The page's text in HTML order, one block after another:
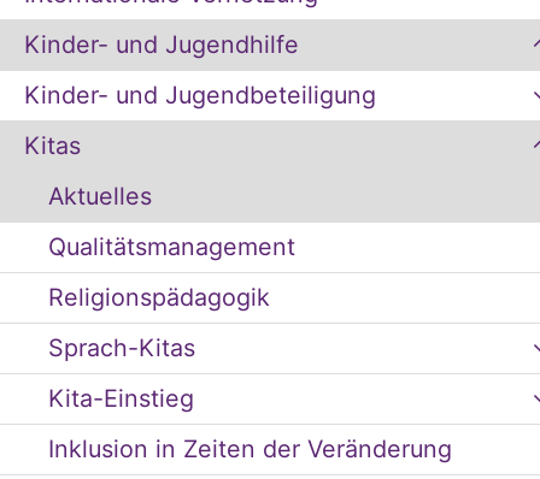
Kinder- und Jugendhilfe
Kinder- und Jugendbeteiligung
Kitas
Aktuelles
Qualitätsmanagement
Religionspädagogik
Sprach-Kitas
Kita-Einstieg
Inklusion in Zeiten der Veränderung